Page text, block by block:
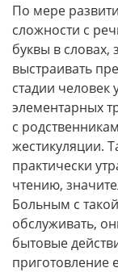
По мере
сложности с
буквы в словах,
выстраивать
стадии человек
элементарных
с
жестикуляции.
практически
чтению,
Больным с
обслуживать,
бытовые
приготовление